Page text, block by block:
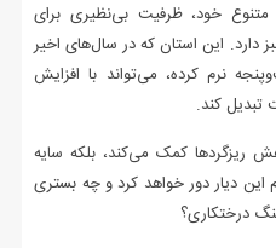
خود، ظرفیت بی‌نظیری برای
این استان که در سال‌های اخیر
نرم کرده، می‌تواند با افزایش
تبدیل کند.
ریزگردها کمک می‌کند، بلکه سایه
دیار دور خواهد کرد و چه بستری
درختکاری؟